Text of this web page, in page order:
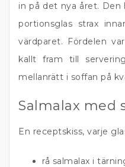
in på det nya året.
portionsglas strax
värdparet. Fördelen
kallt fram till
mellanrätt i soffan på
Salmalax med
En receptskiss, varje
rå salmalax i